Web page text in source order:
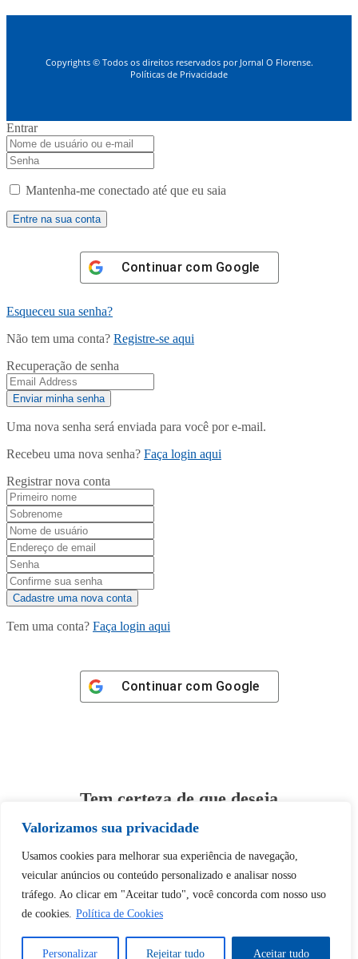
Valorizamos sua privacidade
Usamos cookies para melhorar sua experiência de navegação,
veicular anúncios ou conteúdo personalizado e analisar nosso
tráfego. Ao clicar em "Aceitar tudo", você concorda com nosso uso
de cookies. Política de Cookies
Personalizar Rejeitar tudo Aceitar tudo
Copyrights © Todos os direitos reservados por Jornal O Florense.
Políticas de Privacidade
Entrar
Mantenha-me conectado até que eu saia
Continuar com Google
Esqueceu sua senha?
Não tem uma conta? Registre-se aqui
Recuperação de senha
Uma nova senha será enviada para você por e-mail.
Recebeu uma nova senha? Faça login aqui
Registrar nova conta
Tem uma conta? Faça login aqui
Continuar com Google
Tem certeza de que deseja
desbloquear esta publicação?
Desbloquear esquerda : 0
Sim